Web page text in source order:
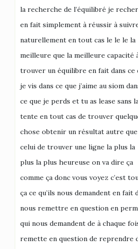
la recherche de l’équilibré je
en fait simplement à réussir à
naturellement en tout cas le le le la
meilleure que la meilleure capacité
trouver un équilibre en fait dans ce
je vis dans ce que j’aime au siom
ce que je perds et tu as lease sans
tente en tout cas de trouver
chose obtenir un résultat autre que
celui de trouver une ligne la plus la
plus la plus heureuse on va dire ça
comme ça donc vous voyez c’est
ça ce qu’ils nous demandent en fait
nous remettre en question en
qui nous demandent de à chaque
remette en question de reprendre